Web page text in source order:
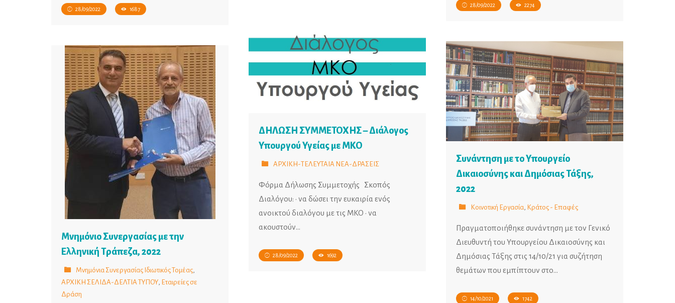
28/09/2022 2274
28/09/2022 1687
ΔΗΛΩΣΗ ΣΥΜΜΕΤΟΧΗΣ – Διάλογος
Υπουργού Υγείας με ΜΚΟ
ΑΡΧΙΚΗ-ΤΕΛΕΥΤΑΙΑ ΝΕΑ-ΔΡΑΣΕΙΣ
Φόρμα Δήλωσης Συμμετοχής Σκοπός
Διαλόγου: • να δώσει την ευκαιρία ενός
ανοικτού διαλόγου με τις ΜΚΟ • να
ακουστούν…
28/09/2022 1692
Συνάντηση με το Υπουργείο
Δικαιοσύνης και Δημόσιας Τάξης,
2022
Κοινοτική Εργασία, Κράτος - Επαφές
Πραγματοποιήθηκε συνάντηση με τον Γενικό
Διευθυντή του Υπουργείου Δικαιοσύνης και
Δημόσιας Τάξης στις 14/10/21 για συζήτηση
θεμάτων που εμπίπτουν στο…
14/10/2021 1742
Μνημόνιο Συνεργασίας με την
Ελληνική Τράπεζα, 2022
Μνημόνια Συνεργασίας Ιδιωτικός Τομέας,
ΑΡΧΙΚΗ ΣΕΛΙΔΑ-ΔΕΛΤΙΑ ΤΥΠΟΥ, Εταιρείες σε
Δράση